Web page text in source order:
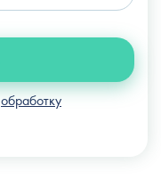
обработку